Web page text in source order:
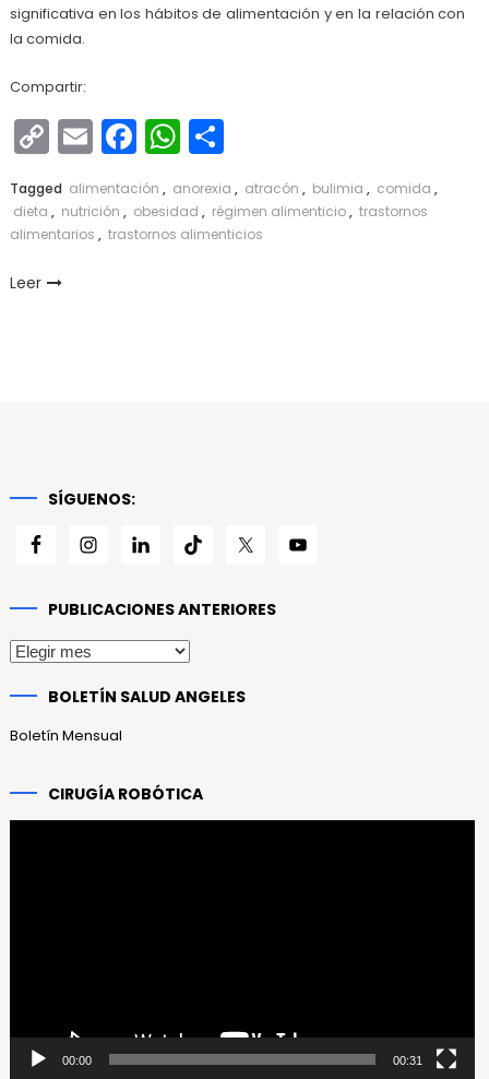
significativa en los hábitos de alimentación y en la relación con
la comida.
Compartir:
Copy
Link
EmailFacebook
WhatsApp
Compartir
Tagged alimentación , anorexia , atracón , bulimia , comida ,
dieta , nutrición , obesidad , régimen alimenticio, trastornos
alimentarios , trastornos alimenticios
Leer
SÍGUENOS:
PUBLICACIONES ANTERIORES
Publicaciones
BOLETÍN SALUD ANGELES
Boletín Mensual
CIRUGÍA ROBÓTICA
00:00 00:31